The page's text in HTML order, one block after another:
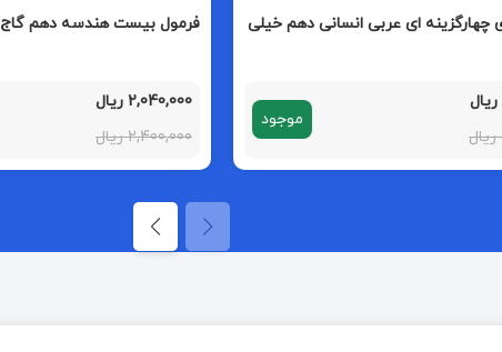
ای عربی انسانی دهم خیلی
موجود
فرمول بیست هندسه دهم گاج
2,040,000 ریال
2,400,000 ریال